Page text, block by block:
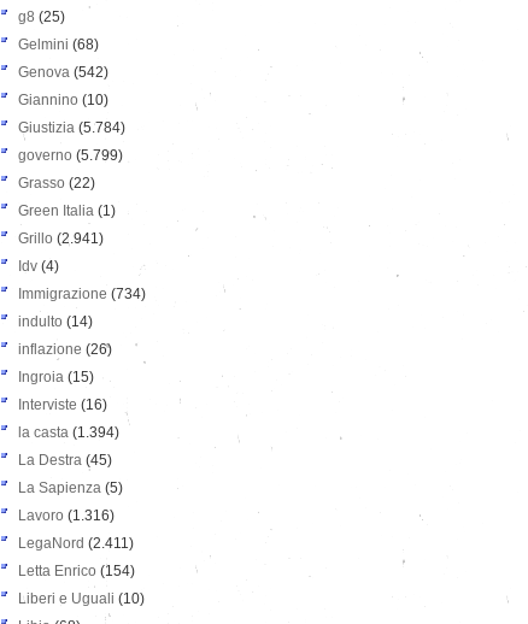
g8 (25)
Gelmini (68)
Genova (542)
Giannino (10)
Giustizia (5.784)
governo (5.799)
Grasso (22)
Green Italia (1)
Grillo (2.941)
Idv (4)
Immigrazione (734)
indulto (14)
inflazione (26)
Ingroia (15)
Interviste (16)
la casta (1.394)
La Destra (45)
La Sapienza (5)
Lavoro (1.316)
LegaNord (2.411)
Letta Enrico (154)
Liberi e Uguali (10)